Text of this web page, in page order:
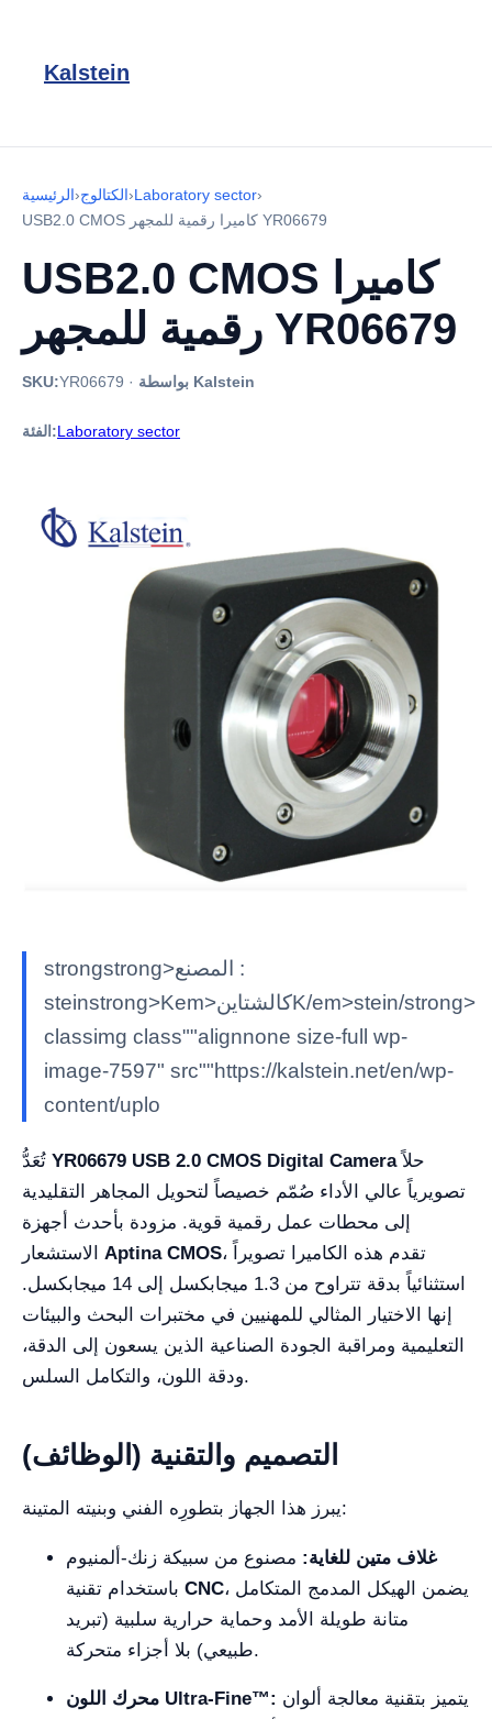
Kalstein
الرئيسية›الكتالوج›Laboratory sector›
USB2.0 CMOS كاميرا رقمية للمجهر YR06679
USB2.0 CMOS كاميرا
رقمية للمجهر YR06679
SKU:YR06679 · بواسطة Kalstein
الفئة:Laboratory sector
strongstrong>المصنع :
steinstrong>Kem>كالشتاينK/em>stein/strong>
classimg class""alignnone size-full wp-
image-7597" src""https://kalstein.net/en/wp-
content/uplo
YR06679 USB 2.0 CMOS Digital Cameraحلاً
تصويرياً عالي الأداء صُمّم خصيصاً لتحويل المجاهر التقليدية
إلى محطات عمل رقمية قوية. مزودة بأحدث أجهزة
Aptina CMOS، تقدم هذه الكاميرا تصويراً
استثنائياً بدقة تتراوح من 1.3 ميجابكسل إلى 14 ميجابكسل.
إنها الاختيار المثالي للمهنيين في مختبرات البحث والبيئات
التعليمية ومراقبة الجودة الصناعية الذين يسعون إلى الدقة،
ودقة اللون، والتكامل السلس.
التصميم والتقنية (الوظائف)
يبرز هذا الجهاز بتطورِه الفني وبنيته المتينة:
غلاف متين للغاية: مصنوع من سبيكة زنك-ألمنيوم
CNC، يضمن الهيكل المدمج المتكامل
متانة طويلة الأمد وحماية حرارية سلبية (تبريد
طبيعي) بلا أجزاء متحركة.
محرك اللون Ultra-Fine™: